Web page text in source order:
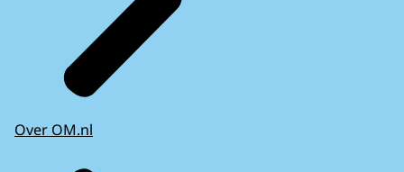
Over OM.nl